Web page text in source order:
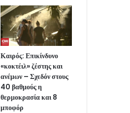
Καιρός: Επικίνδυνο
«κοκτέιλ» ζέστης και
ανέμων – Σχεδόν στους
40 βαθμούς η
θερμοκρασία και 8
μποφόρ